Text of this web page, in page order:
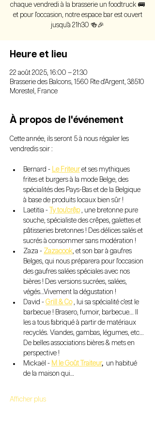
chaque vendredi à la brasserie un foodtruck 🚌
et pour l'occasion, notre espace bar est ouvert
jusqu'à 21h30 🍻🎉
Heure et lieu
22 août 2025, 16:00 – 21:30
Brasserie des Balcons, 1560 Rte d'Argent, 38510
Morestel, France
À propos de l'événement
Cette année, ils seront 5 à nous régaler les
vendredis soir :
Bernard - Le Friteur et ses mythiques
frites et burgers à la mode Belge, des
spécialités des Pays-Bas et de la Belgique
à base de produits locaux bien sûr !
Laetitia -
Ty tou'crêp , une bretonne pure
souche, spécialiste des crêpes, galettes et
pâtisseries bretonnes ! Des délices salés et
sucrés à consommer sans modération !
Zaza - Zazacook, et son bar à gaufres
Belges, qui nous préparera pour l'occasion
des gaufres salées spéciales avec nos
bières ! Des versions sucrées, salées,
végés...Vivement la dégustation !
David - Grill & Co , lui sa spécialité c'est le
barbecue ! Brasero, fumoir, barbecue... Il
les a tous fabriqué à partir de matériaux
recyclés. Viandes, gambas, légumes, etc...
De belles associations bières & mets en
perspective !
Mickaël - M le Goût Traiteur, un habitué
de la maison qui…
Afficher plus